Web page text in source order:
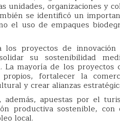
unidades, organizaciones y
se identificó un
el uso de empaques
los proyectos de
su sostenibilidad
La mayoría de los
fortalecer la
y crear alianzas
además, apuestas por el
productiva sostenible,
local.